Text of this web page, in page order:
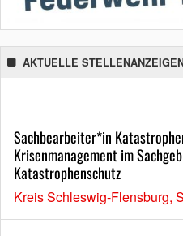
AKTUELLE
Sachbearbeiter*in
Krisenmanagement im
Katastrophenschutz
Kreis Schleswig-Flensburg,